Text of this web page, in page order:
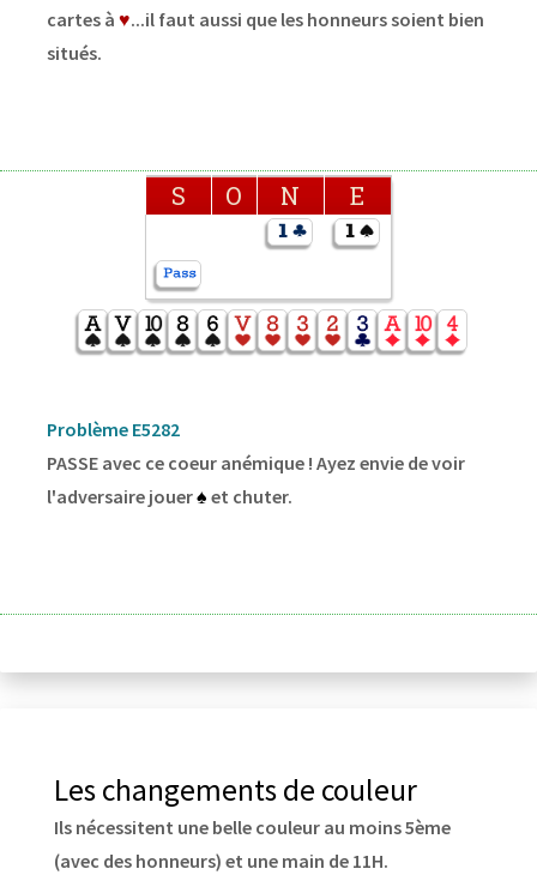
cartes à ♥...il faut aussi que les honneurs soient bien
situés.
S O N E
Problème E5282
PASSE avec ce coeur anémique ! Ayez envie de voir
l'adversaire jouer♠ et chuter.
Les changements de couleur
Ils nécessitent une belle couleur au moins 5ème
(avec des honneurs) et une main de 11H.